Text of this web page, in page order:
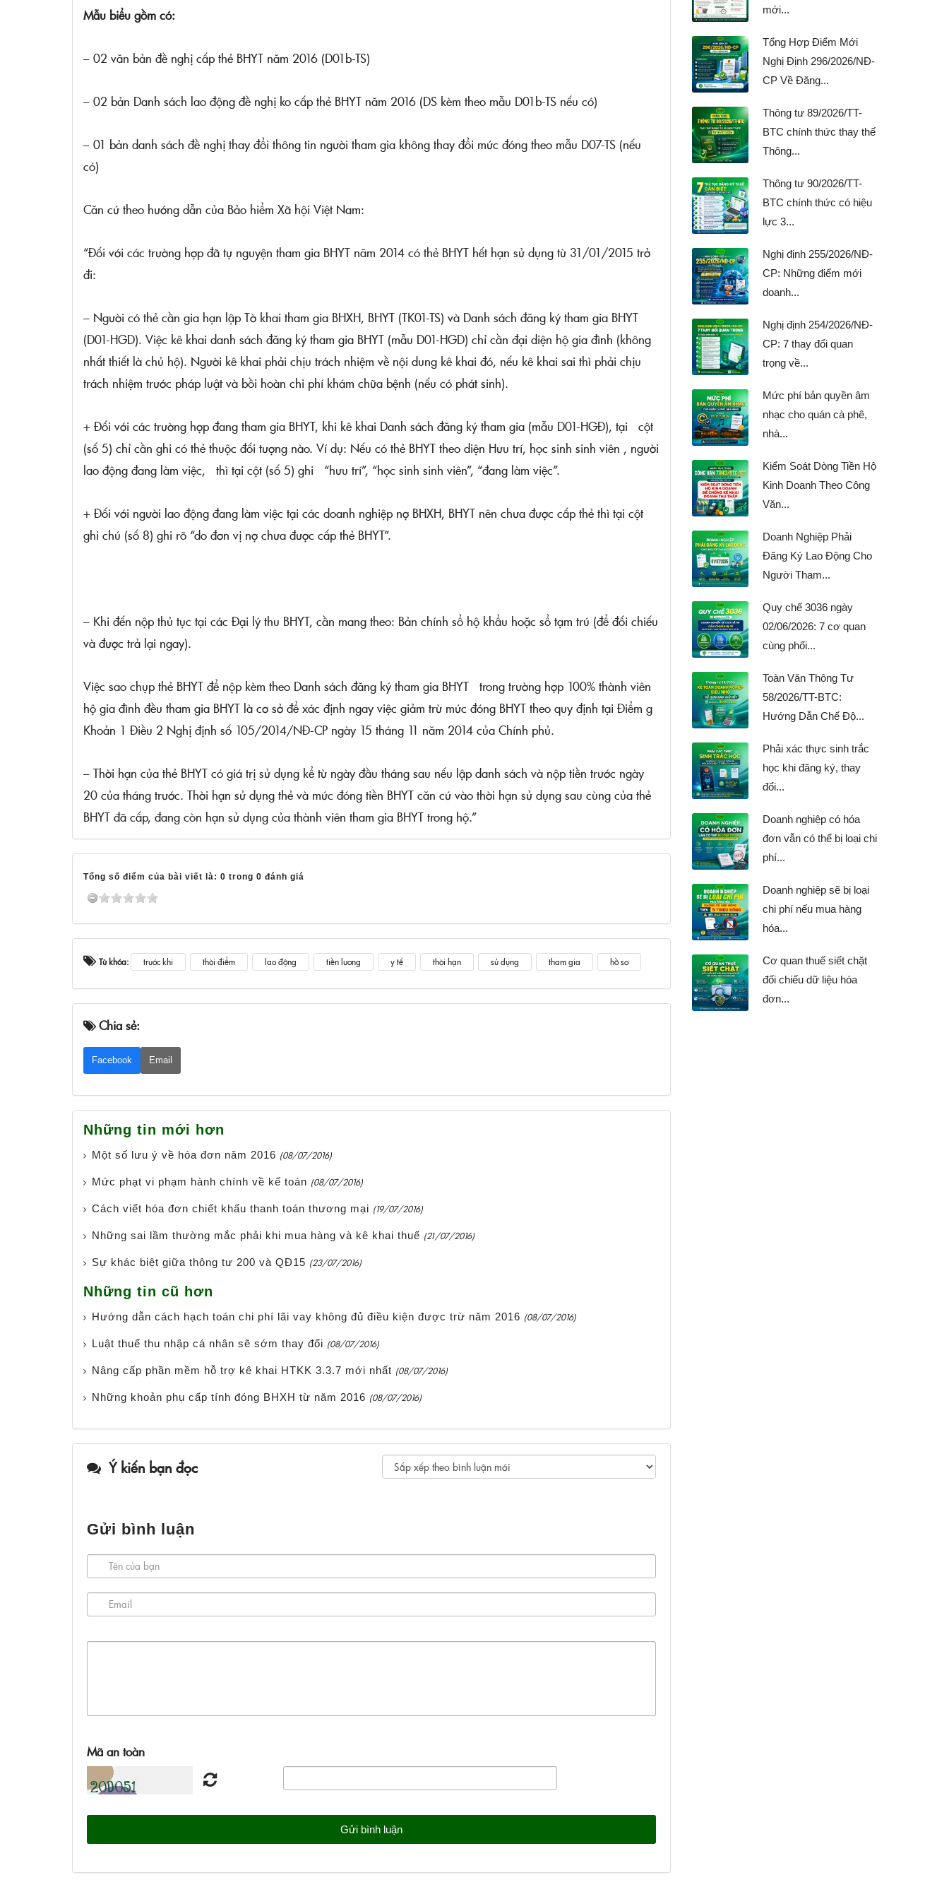
Mẫu biểu gồm có:
– 02 văn bản đề nghị cấp thẻ BHYT năm 2016 (D01b-TS)
– 02 bản Danh sách lao động đề nghị ko cấp thẻ BHYT năm 2016 (DS kèm theo mẫu D01b-TS nếu có)
– 01 bản danh sách đề nghị thay đổi thông tin người tham gia không thay đổi mức đóng theo mẫu D07-TS (nếu
có)
Căn cứ theo hướng dẫn của Bảo hiểm Xã hội Việt Nam:
“Đối với các trường hợp đã tự nguyện tham gia BHYT năm 2014 có thẻ BHYT hết hạn sử dụng từ 31/01/2015 trở
đi:
– Người có thẻ cần gia hạn lập Tờ khai tham gia BHXH, BHYT (TK01-TS) và Danh sách đăng ký tham gia BHYT
(D01-HGD). Việc kê khai danh sách đăng ký tham gia BHYT (mẫu D01-HGD) chỉ cần đại diện hộ gia đình (không
nhất thiết là chủ hộ). Người kê khai phải chịu trách nhiệm về nội dung kê khai đó, nếu kê khai sai thì phải chịu
trách nhiệm trước pháp luật và bồi hoàn chi phí khám chữa bệnh (nếu có phát sinh).
+ Đối với các trường hợp đang tham gia BHYT, khi kê khai Danh sách đăng ký tham gia (mẫu D01-HGĐ), tại cột
(số 5) chỉ cần ghi có thẻ thuộc đối tượng nào. Ví dụ: Nếu có thẻ BHYT theo diện Hưu trí, học sinh sinh viên , người
lao động đang làm việc, thì tại cột (số 5) ghi “hưu trí”, “học sinh sinh viên”, “đang làm việc”.
+ Đối với người lao động đang làm việc tại các doanh nghiệp nợ BHXH, BHYT nên chưa được cấp thẻ thì tại cột
ghi chú (số 8) ghi rõ “do đơn vị nợ chưa được cấp thẻ BHYT”.
– Khi đến nộp thủ tục tại các Đại lý thu BHYT, cần mang theo: Bản chính sổ hộ khẩu hoặc sổ tạm trú (để đối chiếu
và được trả lại ngay).
Việc sao chụp thẻ BHYT để nộp kèm theo Danh sách đăng ký tham gia BHYT trong trường hợp 100% thành viên
hộ gia đình đều tham gia BHYT là cơ sở để xác định ngay việc giảm trừ mức đóng BHYT theo quy định tại Điểm g
Khoản 1 Điều 2 Nghị định số 105/2014/NĐ-CP ngày 15 tháng 11 năm 2014 của Chính phủ.
– Thời hạn của thẻ BHYT có giá trị sử dụng kể từ ngày đầu tháng sau nếu lập danh sách và nộp tiền trước ngày
20 của tháng trước. Thời hạn sử dụng thẻ và mức đóng tiền BHYT căn cứ vào thời hạn sử dụng sau cùng của thẻ
BHYT đã cấp, đang còn hạn sử dụng của thành viên tham gia BHYT trong hộ.”
Tổng số điểm của bài viết là: 0 trong 0 đánh giá
Từ khóa: trước khi thời điểm lao động tiền lương y tế thời hạn sử dụng tham gia hồ sơ
Chia sẻ:
Facebook Email
Những tin mới hơn
Một số lưu ý về hóa đơn năm 2016 (08/07/2016)
Mức phạt vi phạm hành chính về kế toán (08/07/2016)
Cách viết hóa đơn chiết khấu thanh toán thương mại (19/07/2016)
Những sai lầm thường mắc phải khi mua hàng và kê khai thuế (21/07/2016)
Sự khác biệt giữa thông tư 200 và QĐ15 (23/07/2016)
Những tin cũ hơn
Hướng dẫn cách hạch toán chi phí lãi vay không đủ điều kiện được trừ năm 2016 (08/07/2016)
Luật thuế thu nhập cá nhân sẽ sớm thay đổi (08/07/2016)
Nâng cấp phần mềm hỗ trợ kê khai HTKK 3.3.7 mới nhất (08/07/2016)
Những khoản phụ cấp tính đóng BHXH từ năm 2016 (08/07/2016)
Ý kiến bạn đọc
Gửi bình luận
Mã an toàn
mới...
Tổng Hợp Điểm Mới
Nghị Định 296/2026/NĐ-
CP Về Đăng...
Thông tư 89/2026/TT-
BTC chính thức thay thế
Thông...
Thông tư 90/2026/TT-
BTC chính thức có hiệu
lực 3...
Nghị định 255/2026/NĐ-
CP: Những điểm mới
doanh...
Nghị định 254/2026/NĐ-
CP: 7 thay đổi quan
trọng về...
Mức phí bản quyền âm
nhạc cho quán cà phê,
nhà...
Kiểm Soát Dòng Tiền Hộ
Kinh Doanh Theo Công
Văn...
Doanh Nghiệp Phải
Đăng Ký Lao Động Cho
Người Tham...
Quy chế 3036 ngày
02/06/2026: 7 cơ quan
cùng phối...
Toàn Văn Thông Tư
58/2026/TT-BTC:
Hướng Dẫn Chế Độ...
Phải xác thực sinh trắc
học khi đăng ký, thay
đổi...
Doanh nghiệp có hóa
đơn vẫn có thể bị loại chi
phí...
Doanh nghiệp sẽ bị loại
chi phí nếu mua hàng
hóa...
Cơ quan thuế siết chặt
đối chiếu dữ liệu hóa
đơn...